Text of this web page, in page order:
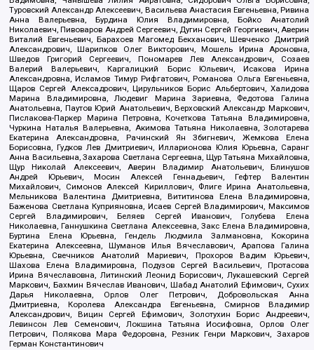
Туровский Александр Алексеевич, Васильева Анастасия Евгеньевна, Ривина
Анна Валерьевна, Бурдина Юлия Владимировна, Бойко Анатолий
Николаевич, Пивоваров Андрей Сергеевич, Дугин Сергей Георгиевич, Аверин
Виталий Евгеньевич, Барахоев Магомед Бекханович, Шевченко Дмитрий
Александрович, Шарипков Олег Викторович, Мошель Ирина Ароновна,
Шведов Григорий Сергеевич, Пономарев Лев Александрович, Созаев
Валерий Валерьевич, Каргалицкий Борис Юльевич, Исакова Ирина
Александровна, Исламов Тимур Рифгатович, Романова Ольга Евгеньевна,
Щаров Сергей Алексадрович, Цирульников Борис Альбертович, Халидова
Марина Владимировна, Людевиг Марина Зариевна, Федотова Галина
Анатольевна, Паутов Юрий Анатольевич, Верховский Александр Маркович,
Пислакова-Паркер Марина Петровна, Кочеткова Татьяна Владимировна,
Чуркина Наталья Валерьевна, Акимова Татьяна Николаевна, Золотарева
Екатерина Александровна, Рачинский Ян Збигневич, Жемкова Елена
Борисовна, Гудков Лев Дмитриевич, Илларионова Юлия Юрьевна, Саранг
Анна Васильевна, Захарова Светлана Сергеевна, Щур Татьяна Михайловна,
Щур Николай Алексеевич, Аверин Владимир Анатольевич, Блинушов
Андрей Юрьевич, Мосин Алексей Геннадьевич, Гефтер Валентин
Михайлович, Симонов Алексей Кириллович, Флиге Ирина Анатольевна,
Мельникова Валентина Дмитриевна, Вититинова Елена Владимировна,
Баженова Светлана Куприяновна, Исаев Сергей Владимирович, Максимов
Сергей Владимирович, Беляев Сергей Иванович, Голубева Елена
Николаевна, Ганнушкина Светлана Алексеевна, Закс Елена Владимировна,
Буртина Елена Юрьевна, Гендель Людмила Залмановна, Кокорина
Екатерина Алексеевна, Шуманов Илья Вячеславович, Арапова Галина
Юрьевна, Свечников Анатолий Мариевич, Прохоров Вадим Юрьевич,
Шахова Елена Владимировна, Подузов Сергей Васильевич, Протасова
Ирина Вячеславовна, Литинский Леонид Борисович, Лукашевский Сергей
Маркович, Бахмин Вячеслав Иванович, Шабад Анатолий Ефимович, Сухих
Дарья Николаевна, Орлов Олег Петрович, Добровольская Анна
Дмитриевна, Королева Александра Евгеньевна, Смирнов Владимир
Александрович, Вицин Сергей Ефимович, Золотухин Борис Андреевич,
Левинсон Лев Семенович, Локшина Татьяна Иосифовна, Орлов Олег
Петрович, Полякова Мара Федоровна, Резник Генри Маркович, Захаров
Герман Константинович